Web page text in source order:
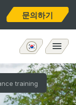
문의하기
training